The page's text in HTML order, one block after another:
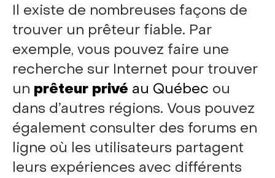
Il existe de nombreuses façons de
trouver un prêteur fiable. Par
exemple, vous pouvez faire une
recherche sur Internet pour trouver
un prêteur privé au Québec ou
dans d’autres régions. Vous pouvez
également consulter des forums en
ligne où les utilisateurs partagent
leurs expériences avec différents